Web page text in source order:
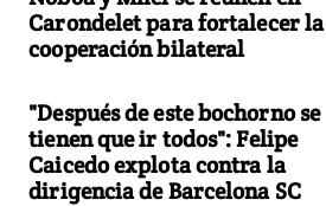
Carondelet para fortalecer la
cooperación bilateral
"Después de este bochorno se
tienen que ir todos": Felipe
Caicedo explota contra la
dirigencia de Barcelona SC